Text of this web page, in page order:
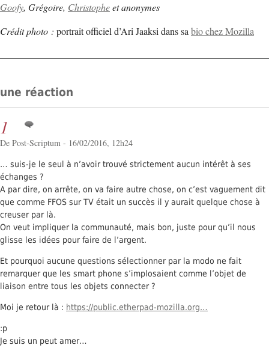
Goofy, Grégoire, Christopheet anonymes
Crédit photo : portrait officiel d’Ari Jaaksi dans sabio chez Mozilla
une réaction
1
De Post-Scriptum - 16/02/2016, 12h24
… suis-je le seul à n’avoir trouvé strictement aucun intérêt à ses
échanges ?
A par dire, on arrête, on va faire autre chose, on c’est vaguement dit
que comme FFOS sur TV était un succès il y aurait quelque chose à
creuser par là.
On veut impliquer la communauté, mais bon, juste pour qu’il nous
glisse les idées pour faire de l’argent.
Et pourquoi aucune questions sélectionner par la modo ne fait
remarquer que les smart phone s’implosaient comme l’objet de
liaison entre tous les objets connecter ?
Moi je retour là : https://public.etherpad-mozilla.org…
:p
Je suis un peut amer…